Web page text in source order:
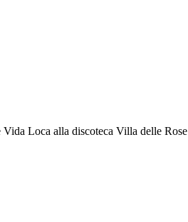
Loca alla discoteca Villa delle Rose